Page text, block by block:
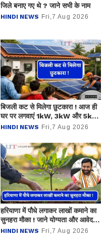
जिले बनाए गए थे ? जाने सभी के नाम
HINDI NEWS Fri,7 Aug 2026
बिजली कट से मिलेगा छुटकारा ! आज ही
घर पर लगवाएं 1kW, 3kW और 5kW
ऑफ-ग्रिड सोलर सिस्टम, जाने कीमत ?
HINDI NEWS Fri,7 Aug 2026
हरियाणा में पौधे लगाकर लाखों कमाने का
सुनहरा मौका ! जाने योग्यता और आवेदन
का तरीका ?
HINDI NEWS Fri,7 Aug 2026